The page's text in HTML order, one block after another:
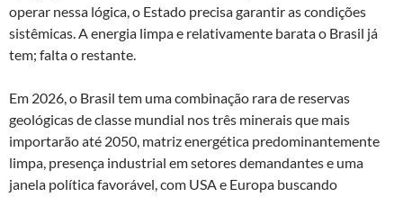
operar nessa lógica, o Estado precisa garantir as condições
sistêmicas. A energia limpa e relativamente barata o Brasil já
tem; falta o restante.
Em 2026, o Brasil tem uma combinação rara de reservas
geológicas de classe mundial nos três minerais que mais
importarão até 2050, matriz energética predominantemente
limpa, presença industrial em setores demandantes e uma
janela política favorável, com USA e Europa buscando